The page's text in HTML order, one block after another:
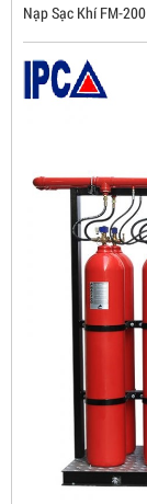
ĐẦU BÁO
Nạp Sạc Khí FM-